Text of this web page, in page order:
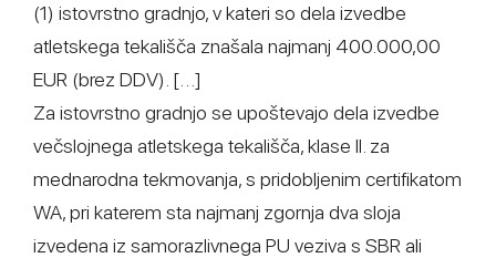
(1) istovrstno gradnjo, v kateri so dela izvedbe
atletskega tekališča znašala najmanj 400.000,00
EUR (brez DDV). […]
Za istovrstno gradnjo se upoštevajo dela izvedbe
večslojnega atletskega tekališča, klase II. za
mednarodna tekmovanja, s pridobljenim certifikatom
WA, pri katerem sta najmanj zgornja dva sloja
izvedena iz samorazlivnega PU veziva s SBR ali